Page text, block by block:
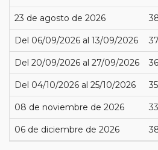
23 de agosto de 2026
Del 06/09/2026 al 13/09/2026
Del 20/09/2026 al 27/09/2026
Del 04/10/2026 al 25/10/2026
08 de noviembre de 2026
06 de diciembre de 2026